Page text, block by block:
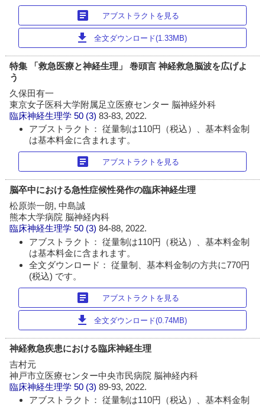
article アブストラクトを見る
download 全文ダウンロード(1.33MB)
特集 「救急医療と神経生理」 巻頭言 神経救急脳波を広げよ
う
久保田有一
東京女子医科大学附属足立医療センター 脳神経外科
臨床神経生理学 50 (3)83-83, 2022.
アブストラクト： 従量制は110円（税込）、基本料金制
は基本料金に含まれます。
article アブストラクトを見る
脳卒中における急性症候性発作の臨床神経生理
松原崇一朗, 中島誠
熊本大学病院 脳神経内科
臨床神経生理学 50 (3)84-88, 2022.
アブストラクト： 従量制は110円（税込）、基本料金制
は基本料金に含まれます。
全文ダウンロード： 従量制、基本料金制の方共に770円
(税込) です。
article アブストラクトを見る
download 全文ダウンロード(0.74MB)
神経救急疾患における臨床神経生理
吉村元
神戸市立医療センター中央市民病院 脳神経内科
臨床神経生理学 50 (3)89-93, 2022.
アブストラクト： 従量制は110円（税込）、基本料金制